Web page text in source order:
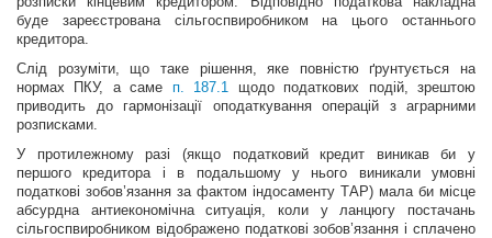
буде зареєстрована сільгоспвиробником на цього останнього
кредитора.
Слід розуміти, що таке рішення, яке повністю ґрунтується на
нормах ПКУ, а саме п. 187.1 щодо податкових подій, зрештою
приводить до гармонізації оподаткування операцій з аграрними
розписками.
У протилежному разі (якщо податковий кредит виникав би у
першого кредитора і в подальшому у нього виникали умовні
податкові зобов’язання за фактом індосаменту ТАР) мала би місце
абсурдна антиекономічна ситуація, коли у ланцюгу постачань
сільгоспвиробником відображено податкові зобов’язання і сплачено